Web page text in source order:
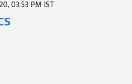
03:53 PM IST